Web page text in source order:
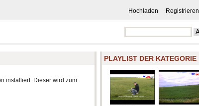
Hochladen Registrieren
installiert. Dieser wird zum
PLAYLIST DER KATEGORIE